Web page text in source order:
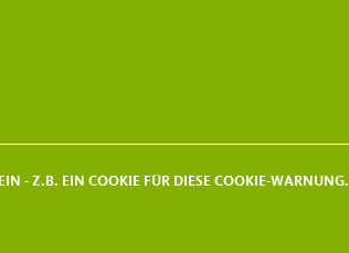
- Z.B. EIN COOKIE FÜR DIESE COOKIE-WARNUNG.